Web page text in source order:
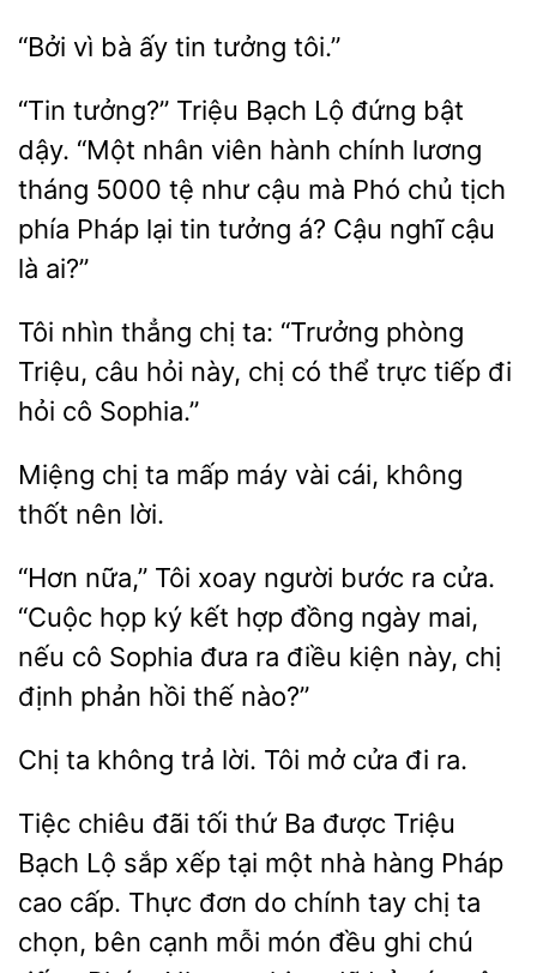
“Bởi vì ấy tôi.”
“Tin tưởng?” Triệu Bạch Lộ đứng bật
dậy.
nhân viên hành chính lương
tháng 5000 tệ như
mà Phó chủ tịch
phía Pháp
tin tưởng á? Cậu nghĩ cậu
là ai?”
Tôi nhìn thẳng chị ta: “Trưởng phòng
Triệu,
hỏi này, chị
thể trực tiếp đi
cô Sophia.”
Miệng
ta mấp máy vài cái, không
nên
“Hơn nữa,”
xoay người bước ra
“Cuộc họp ký kết hợp đồng ngày mai,
nếu cô Sophia đưa ra điều kiện này, chị
phản hồi thế nào?”
Chị không trả lời. Tôi mở ra.
Tiệc chiêu đãi tối thứ Ba được
Bạch Lộ sắp xếp tại một nhà hàng Pháp
cao cấp. Thực đơn
chính tay
ta
chọn, bên cạnh mỗi món đều ghi chú